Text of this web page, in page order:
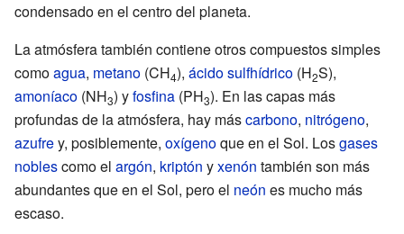
condensado en el centro del planeta.
La atmósfera también contiene otros compuestos simples
comoagua, metano (CH4), ácido sulfhídrico (H2S),
amoníaco (NH3) yfosfina (PH3). En las capas más
profundas de la atmósfera, hay máscarbono, nitrógeno,
azufrey, posiblemente, oxígenoque en el Sol. Losgases
noblescomo el argón, kriptón yxenón también son más
abundantes que en el Sol, pero el neón es mucho más
escaso.